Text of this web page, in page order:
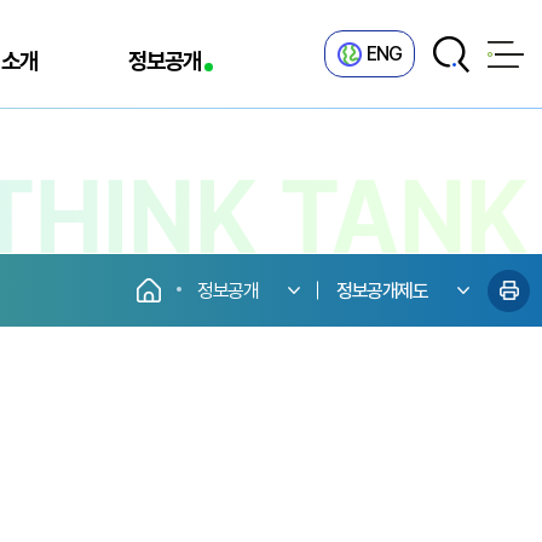
개 정보공개 ENG
정보공개 정보공개제도